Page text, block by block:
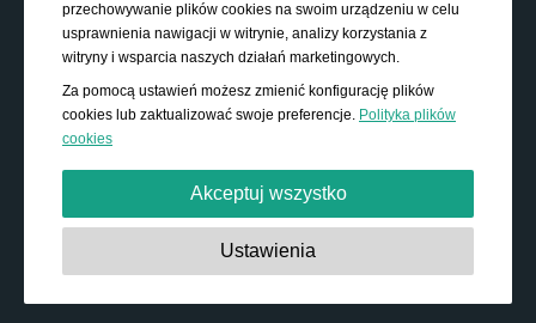
przechowywanie plików cookies na swoim urządzeniu w celu
usprawnienia nawigacji w witrynie, analizy korzystania z
witryny i wsparcia naszych działań marketingowych.
Za pomocą ustawień możesz zmienić konfigurację plików
cookies lub zaktualizować swoje preferencje. Polityka plików
cookies
Akceptuj wszystko
Absolutnie niezbędne:
Te pliki cookies są niezbędne do
Ustawienia